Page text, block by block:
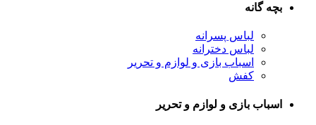
بچه گانه
لباس پسرانه
لباس دخترانه
اسباب بازی و لوازم و تحریر
کفش
اسباب بازی و لوازم و تحریر